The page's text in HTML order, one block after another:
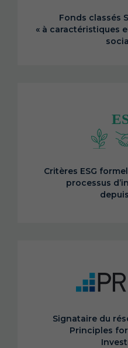
Fonds classés
« à caractéristiques
Critères ESG
processus
Signataire du
Principles